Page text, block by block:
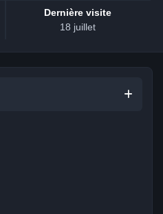
Dernière visite
18 juillet